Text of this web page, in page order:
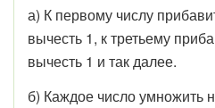
а) К первому числу
вычесть 1, к третьему
вычесть 1 и так далее.
б) Каждое число умножить